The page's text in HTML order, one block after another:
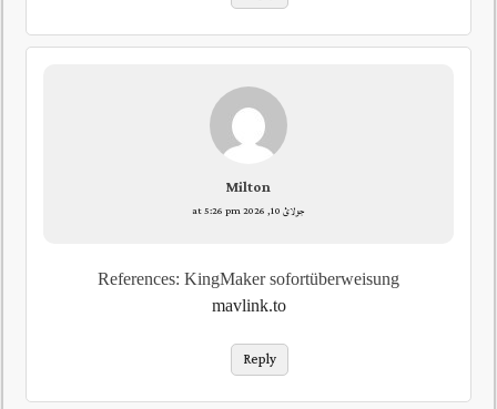
Milton
جولائ 10, 2026 at 5:26 pm
References: KingMaker sofortüberweisung
mavlink.to
Reply